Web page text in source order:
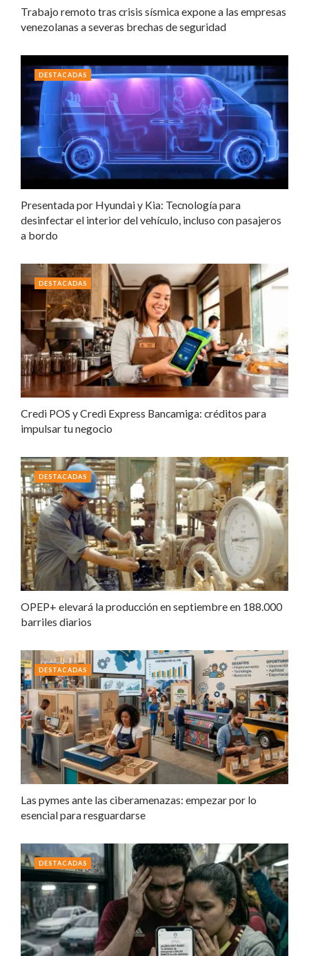
Trabajo remoto tras crisis sísmica expone a las empresas
venezolanas a severas brechas de seguridad
Presentada por Hyundai y Kia: Tecnología para
desinfectar el interior del vehículo, incluso con pasajeros
a bordo
DESTACADAS
Credi POS y Credi Express Bancamiga: créditos para
impulsar tu negocio
DESTACADAS
OPEP+ elevará la producción en septiembre en 188.000
barriles diarios
DESTACADAS
Las pymes ante las ciberamenazas: empezar por lo
esencial para resguardarse
DESTACADAS
DESTACADAS